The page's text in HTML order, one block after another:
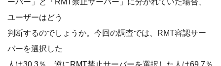
ユーザーはどう
判断するのでしょうか。今回の調査では、RMT容認サー
バーを選択した
人は30.3％、逆にRMT禁止サーバーを選択した人は69.7％